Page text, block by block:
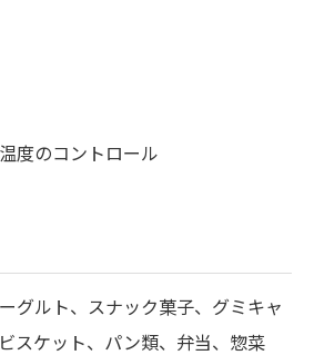
度のコントロール
グルト、スナック菓子、グミキャ
スケット、パン類、弁当、惣菜